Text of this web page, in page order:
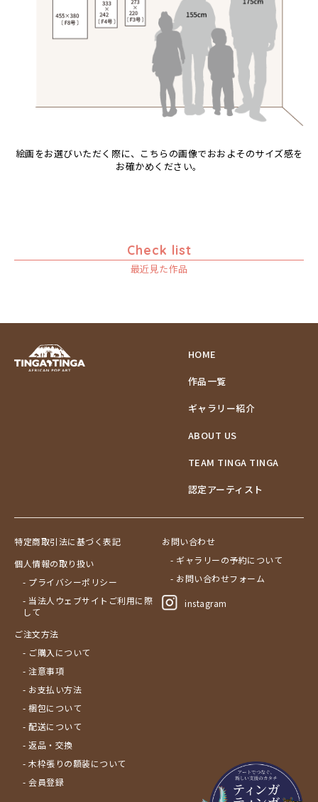
トカゲ
トンボ
バッファロー
フクロウ
水浴び
湖
夕日
￥30,001～40,000
￥40,001～60,000
￥80,001～100,000
￥100,001～
アウスィー
アキリ
アグネス
アジャバ
アダム
アパイ
アバス
アブー
アブダラ
アマニ
アミナータ
アリー
アルバー
イッサ
カ行
カケパ
カッシム
ガヨ
カンビリ
コルンバ
サ行
サイディ
ザチ
サビティ
サンデイ
サンデイビッタ
シャハ
シャバーニ
ジャリブーニ
スフィアー二
ズベリ
スライディ（スライドゥ）
ゼナ
タ行
チャド
チャリンダ
ドゥケ
ドサ
ナ行
ナココ
ハ行
ベッカー
ブッシーリ
マ行
マウラーナ
マトゥカ
マジドゥ
マブサ
マリキータ
マルチナ
マワゾ
マングラ
ミムス
ヤ行
ヤッスィーニ（ヤッスィン）
ヤフィドゥ
ラ行
ラシッド.ムズグノ
ラシディ
ルーカス
ルブニ
レイモンド
ロジャー
F8号
F12号
F20号
規格外S
規格外L
アートフレーム
絵画をお選びいただく際に、こちらの画像でおおよそのサイズ感を
お確かめください。
Check list
最近見た作品
HOME
作品一覧
ギャラリー紹介
ABOUT US
TEAM TINGA TINGA
認定アーティスト
特定商取引法に基づく表記
個人情報の取り扱い
- プライバシーポリシー
- 当法人ウェブサイトご利用に際
して
ご注文方法
- ご購入について
- 注意事項
- お支払い方法
- 梱包について
- 配送について
- 返品・交換
- 木枠張りの額装について
- 会員登録
お問い合わせ
- ギャラリーの予約について
- お問い合わせフォーム
instagram